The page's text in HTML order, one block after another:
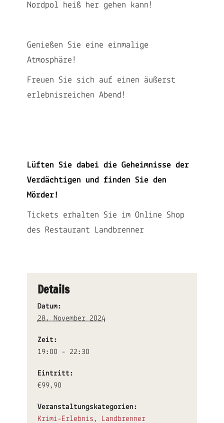
Nordpol heiß her gehen kann!
Genießen Sie eine einmalige
Atmosphäre!
Freuen Sie sich auf einen äußerst
erlebnisreichen Abend!
Lüften Sie dabei die Geheimnisse der
Verdächtigen und finden Sie den
Mörder!
Tickets erhalten Sie im Online Shop
des Restaurant Landbrenner
Details
Datum:
28. November 2024
Zeit:
19:00 - 22:30
Eintritt:
€99,90
Veranstaltungskategorien:
Krimi-Erlebnis, Landbrenner